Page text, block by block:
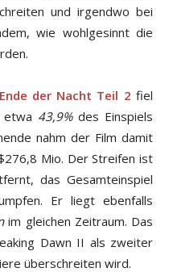
und irgendwo bei
wie wohlgesinnt die
der Nacht Teil 2 fiel
43,9%des Einspiels
nahm der Film damit
Mio. Der Streifen ist
das Gesamteinspiel
Er liegt ebenfalls
im gleichen Zeitraum. Das
Dawn II als zweiter
überschreiten wird.